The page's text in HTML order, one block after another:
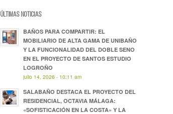
ÚLTIMAS NOTICIAS
BAÑOS PARA COMPARTIR: EL
MOBILIARIO DE ALTA GAMA DE UNIBAÑO
Y LA FUNCIONALIDAD DEL DOBLE SENO
EN EL PROYECTO DE SANTOS ESTUDIO
LOGROÑO
julio 14, 2026 - 10:11 am
SALABAÑO DESTACA EL PROYECTO DEL
RESIDENCIAL, OCTAVIA MÁLAGA:
«SOFISTICACIÓN EN LA COSTA» Y LA